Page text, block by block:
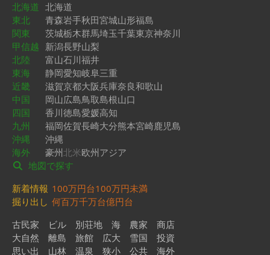
北海道 北海道
東北
青森岩手秋田宮城山形福島
関東
茨城栃木群馬埼玉千葉東京神奈川
甲信越 新潟長野山梨
北陸
富山石川福井
東海
静岡愛知岐阜三重
近畿
滋賀京都大阪兵庫奈良和歌山
中国
岡山広島鳥取島根山口
四国
香川徳島愛媛高知
九州
福岡佐賀長崎大分熊本宮崎鹿児島
沖縄
沖縄
海外
豪州北米欧州アジア
地図で探す
新着情報 100万円台100万円未満
掘り出し 何百万千万台億円台
古民家
ビル 別荘地 海 農家
商店
大自然
離島 旅館 広大 雪国
投資
思い出
山林 温泉 狭小 公共
海外